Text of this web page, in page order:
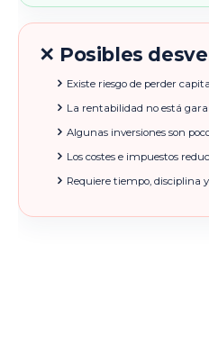
✕ Posibles
Existe riesgo de perder
La rentabilidad no está
Algunas inversiones son
Los costes e impuestos
Requiere tiempo, disciplina